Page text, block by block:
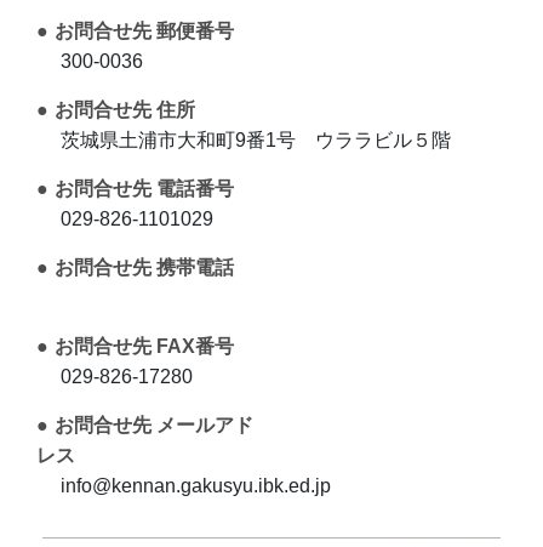
お問合せ先 郵便番号
300-0036
お問合せ先 住所
茨城県土浦市大和町9番1号 ウララビル５階
お問合せ先 電話番号
029-826-1101029
お問合せ先 携帯電話
お問合せ先 FAX番号
029-826-17280
お問合せ先 メールアド
レス
info@kennan.gakusyu.ibk.ed.jp